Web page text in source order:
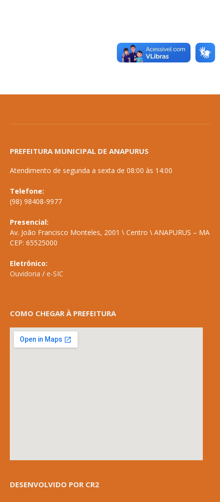
PREFEITURA MUNICIPAL DE ANAPURUS
Atendimento de segunda a sexta de 08:00 às 14:00
Telefone:
(98) 98408-9977
Presencial:
Av. João Francisco Monteles, 2001 \ Centro \ ANAPURUS – MA
CEP: 65525000
Eletrônico:
Ouvidoria / e-SIC
COMO CHEGAR À PREFEITURA
DESENVOLVIDO POR CR2